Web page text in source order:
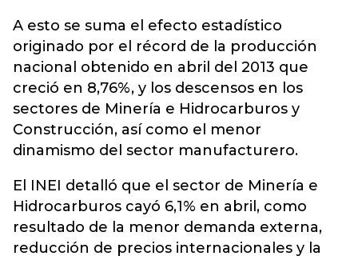
A esto se suma el efecto estadístico
originado por el récord de la producción
nacional obtenido en abril del 2013 que
creció en 8,76%, y los descensos en los
sectores de Minería e Hidrocarburos y
Construcción, así como el menor
dinamismo del sector manufacturero.
El INEI detalló que el sector de Minería e
Hidrocarburos cayó 6,1% en abril, como
resultado de la menor demanda externa,
reducción de precios internacionales y la